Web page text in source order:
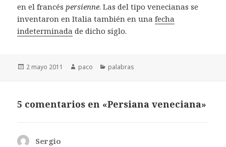
en el francés persienne. Las del tipo venecianas se
inventaron en Italia también en unafecha
indeterminada de dicho siglo.
Publicado
2 mayo 2011 Autor
paco Categorías
palabras
5 comentarios en «Persiana veneciana»
Sergio